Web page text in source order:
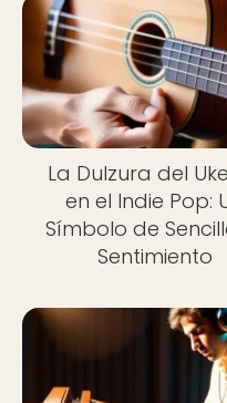
La Dulzura del
en el Indie Pop:
Símbolo de
Sentimiento